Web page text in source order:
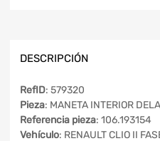
DESCRIPCIÓN
RefID: 579320
Pieza: MANETA INTERIOR
Referencia pieza: 106.193154
Vehículo: RENAULT CLIO II